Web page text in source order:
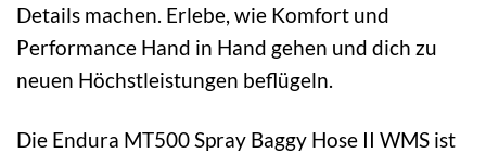
Details machen. Erlebe, wie Komfort und
Performance Hand in Hand gehen und dich zu
neuen Höchstleistungen beflügeln.
Die Endura MT500 Spray Baggy Hose II WMS ist